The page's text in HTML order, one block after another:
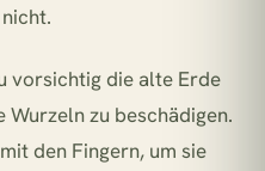
vorsichtig die alte Erde
zu beschädigen.
den Fingern, um sie